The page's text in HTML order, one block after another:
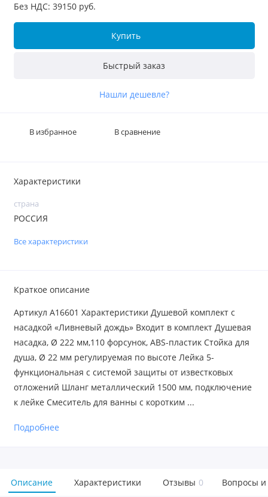
Без НДС: 39150 руб.
Купить
Быстрый заказ
Нашли дешевле?
В избранное В сравнение
Характеристики
страна
РОССИЯ
Все характеристики
Краткое описание
Артикул A16601 Характеристики Душевой комплект с
насадкой «Ливневый дождь» Входит в комплект Душевая
насадка, Ø 222 мм,110 форсунок, ABS-пластик Стойка для
душа, Ø 22 мм регулируемая по высоте Лейка 5-
функциональная с системой защиты от известковых
отложений Шланг металлический 1500 мм, подключение
к лейке Смеситель для ванны с коротким ...
Подробнее
Описание Характеристики Отзывы 0 Вопросы и